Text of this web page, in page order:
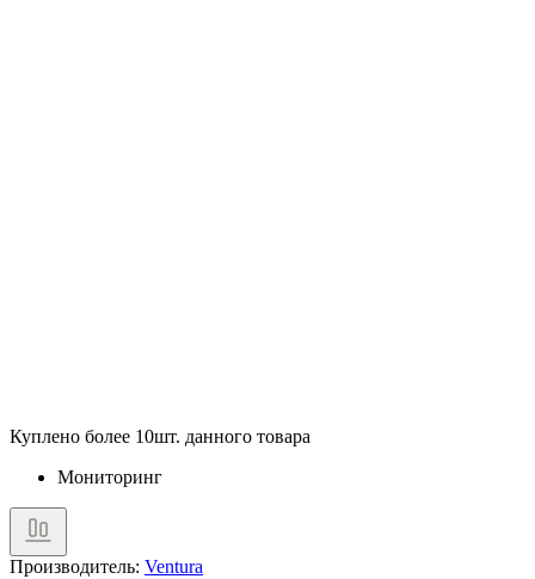
Куплено более 10шт. данного товара
Мониторинг
Производитель: Ventura